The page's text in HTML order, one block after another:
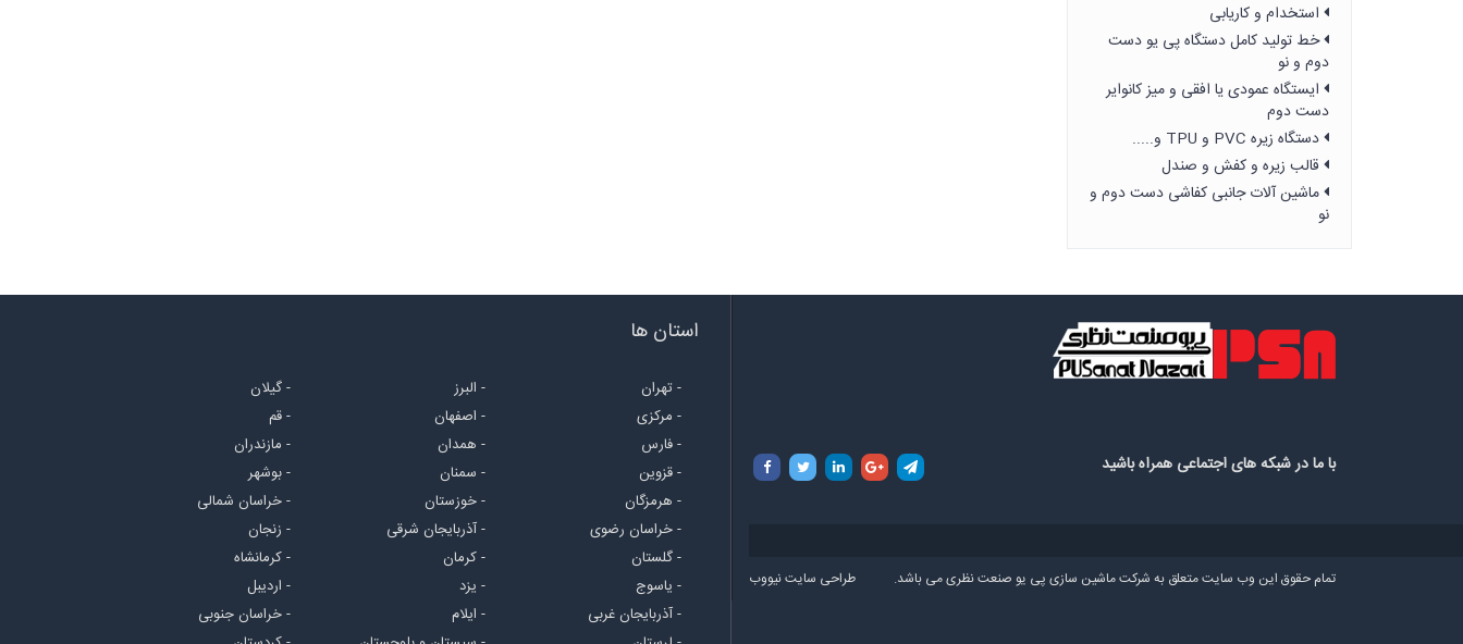
استخدام و کاریابی
خط تولید کامل دستگاه پی یو دست
دوم و نو
ایستگاه عمودی یا افقی و میز کانوایر
دست دوم
دستگاه زیره PVC و TPU و.....
قالب زیره و کفش و صندل
ماشین آلات جانبی کفاشی دست دوم و
نو
استان ها
- تهران - البرز
- گیلان
- مرکزی
- اصفهان
- قم
- فارس
- همدان
- مازندران
- قزوین
- سمنان
- بوشهر
- هرمزگان
- خوزستان
- خراسان شمالی
- خراسان رضوی
- آذربایجان شرقی
- زنجان
- گلستان
- کرمان
- کرمانشاه
- یاسوج
- یزد
- اردیبل
- آذربایجان غربی
- ایلام
- خراسان جنوبی
با ما در شبکه های اجتماعی همراه باشید
تمام حقوق این وب سایت متعلق به شرکت ماشین سازی پی یو صنعت نظری می باشد. طراحی سایت نیووب